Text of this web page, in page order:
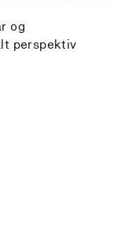
og
perspektiv